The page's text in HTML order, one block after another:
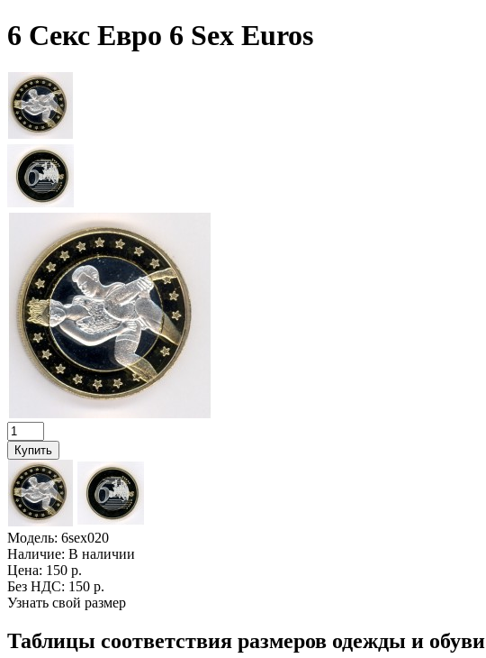
6 Секс Евро 6 Sex Euros
Модель: 6sex020
Наличие: В наличии
Цена: 150 р.
Без НДС: 150 р.
Узнать свой размер
Таблицы соответствия размеров одежды и обуви